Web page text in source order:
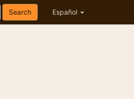
Español
Search